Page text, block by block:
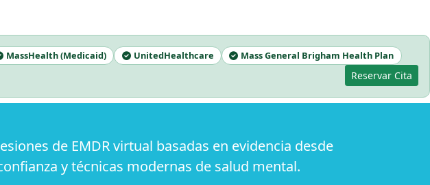
MassHealth (Medicaid) UnitedHealthcare
Mass General Brigham Health Plan
Reservar Cita
de EMDR virtual basadas en evidencia desde
y técnicas modernas de salud mental.